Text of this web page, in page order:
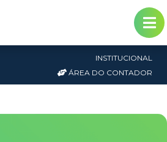
INSTITUCIONAL
ÁREA DO CONTADOR